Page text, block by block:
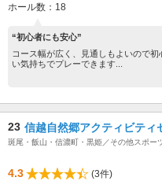
ホール数：18
“初心者にも安心”
コース幅が広く、見通しもよいので
い気持ちでプレーできます...
23 信越自然郷アクティビティ
斑尾・飯山・信濃町・黒姫／その他スポー
4.3 (3件)